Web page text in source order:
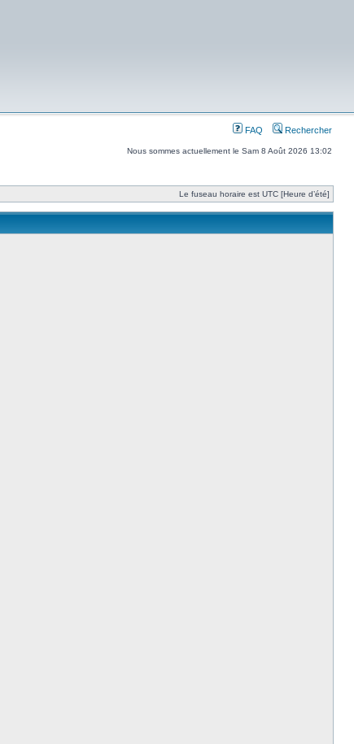
FAQ Rechercher
Nous sommes actuellement le Sam 8 Août 2026 13:02
Le fuseau horaire est UTC [Heure d’été]